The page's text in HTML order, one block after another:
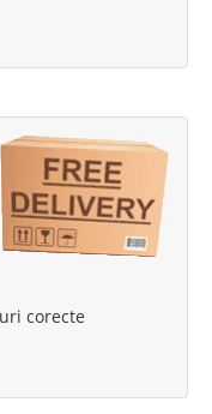
corecte